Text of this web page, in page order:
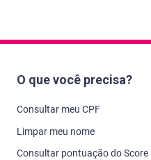
O que você precisa?
Consultar meu CPF
Limpar meu nome
Consultar pontuação do Score